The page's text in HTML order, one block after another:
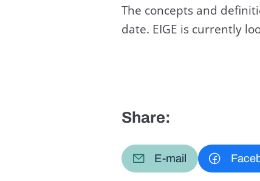
The concepts and
date. EIGE is currently
Share:
E-mail